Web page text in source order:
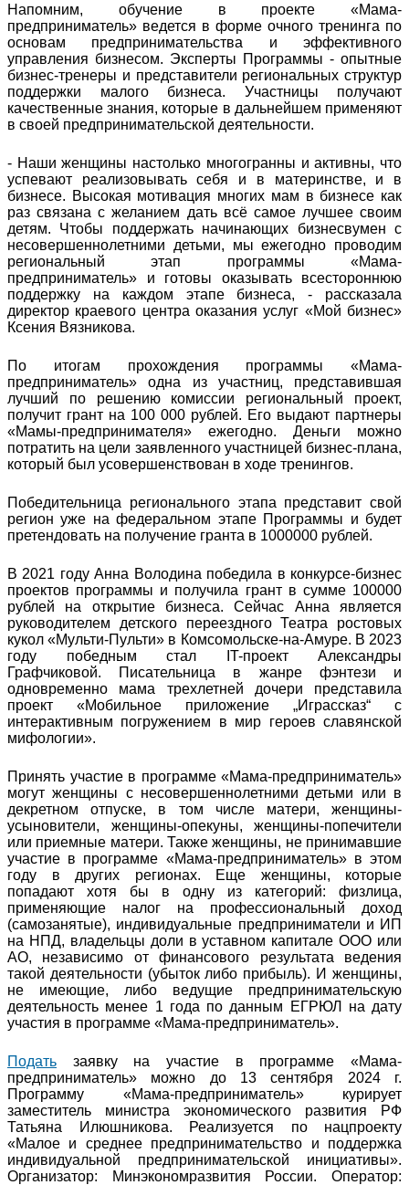
Напомним, обучение в проекте «Мама-
предприниматель» ведется в форме очного тренинга по
основам предпринимательства и эффективного
управления бизнесом. Эксперты Программы - опытные
бизнес-тренеры и представители региональных структур
поддержки малого бизнеса. Участницы получают
качественные знания, которые в дальнейшем применяют
в своей предпринимательской деятельности.
- Наши женщины настолько многогранны и активны, что
успевают реализовывать себя и в материнстве, и в
бизнесе. Высокая мотивация многих мам в бизнесе как
раз связана с желанием дать всё самое лучшее своим
детям. Чтобы поддержать начинающих бизнесвумен с
несовершеннолетними детьми, мы ежегодно проводим
региональный этап программы «Мама-
предприниматель» и готовы оказывать всестороннюю
поддержку на каждом этапе бизнеса, - рассказала
директор краевого центра оказания услуг «Мой бизнес»
Ксения Вязникова.
По итогам прохождения программы «Мама-
предприниматель» одна из участниц, представившая
лучший по решению комиссии региональный проект,
получит грант на 100 000 рублей. Его выдают партнеры
«Мамы-предпринимателя» ежегодно. Деньги можно
потратить на цели заявленного участницей бизнес-плана,
который был усовершенствован в ходе тренингов.
Победительница регионального этапа представит свой
регион уже на федеральном этапе Программы и будет
претендовать на получение гранта в 1000000 рублей.
В 2021 году Анна Володина победила в конкурсе-бизнес
проектов программы и получила грант в сумме 100000
рублей на открытие бизнеса. Сейчас Анна является
руководителем детского переездного Театра ростовых
кукол «Мульти-Пульти» в Комсомольске-на-Амуре. В 2023
году победным стал IT-проект Александры
Графчиковой. Писательница в жанре фэнтези и
одновременно мама трехлетней дочери представила
проект «Мобильное приложение „Играссказ“ с
интерактивным погружением в мир героев славянской
мифологии».
Принять участие в программе «Мама-предприниматель»
могут женщины с несовершеннолетними детьми или в
декретном отпуске, в том числе матери, женщины-
усыновители, женщины-опекуны, женщины-попечители
или приемные матери. Также женщины, не принимавшие
участие в программе «Мама-предприниматель» в этом
году в других регионах. Еще женщины, которые
попадают хотя бы в одну из категорий: физлица,
применяющие налог на профессиональный доход
(самозанятые), индивидуальные предприниматели и ИП
на НПД, владельцы доли в уставном капитале ООО или
АО, независимо от финансового результата ведения
такой деятельности (убыток либо прибыль). И женщины,
не имеющие, либо ведущие предпринимательскую
деятельность менее 1 года по данным ЕГРЮЛ на дату
участия в программе «Мама-предприниматель».
Подать заявку на участие в программе «Мама-
предприниматель» можно до 13 сентября 2024 г.
Программу «Мама-предприниматель» курирует
заместитель министра экономического развития РФ
Татьяна Илюшникова. Реализуется по нацпроекту
«Малое и среднее предпринимательство и поддержка
индивидуальной предпринимательской инициативы».
Организатор: Минэкономразвития России. Оператор: